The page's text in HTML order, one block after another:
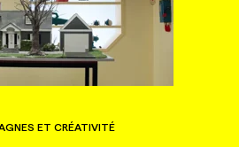
ET CRÉATIVITÉ